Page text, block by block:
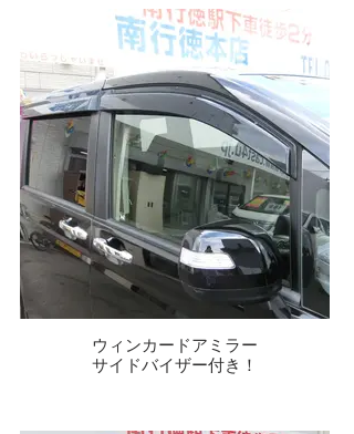
ウィンカードアミラー
サイドバイザー付き！